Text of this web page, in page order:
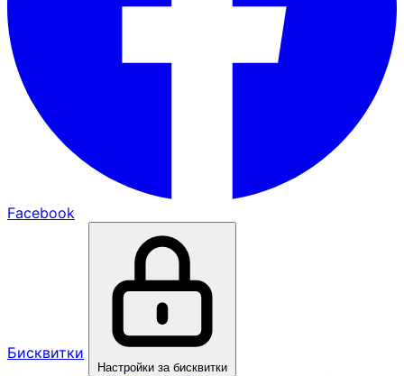
Facebook
Бисквитки
Настройки за бисквитки